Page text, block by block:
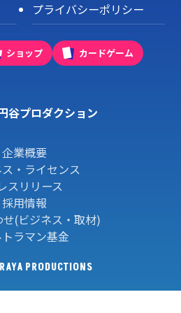
プライバシーポリシー
ショップ カードゲーム
谷プロダクション
企業概要
・ライセンス
スリリース
採用情報
(ビジネス・取材)
ラマン基金
PRODUCTIONS